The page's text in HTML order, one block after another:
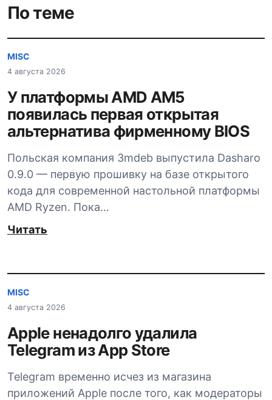
По теме
MISC
4 августа 2026
У платформы AMD AM5
появилась первая открытая
альтернатива фирменному BIOS
Польская компания 3mdeb выпустила Dasharo
0.9.0 — первую прошивку на базе открытого
кода для современной настольной платформы
AMD Ryzen. Пока…
Читать
MISC
4 августа 2026
Apple ненадолго удалила
Telegram из App Store
Telegram временно исчез из магазина
приложений Apple после того, как модераторы